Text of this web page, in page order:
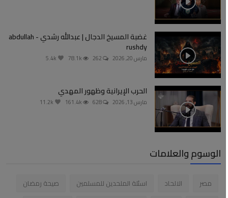
غضبة المسيخ الدجال | عبدالله رشدي - abdullah
rushdy
مارس 20, 2026 262
78.1k
5.4k
الحرب الإيرانية وظهور المهدي
مارس 13, 2026 628
161.4k
11.2k
الوسوم والعلامات
مصر الالحاد اسئلة الملحدين للمسلمين
صيحة رمضان